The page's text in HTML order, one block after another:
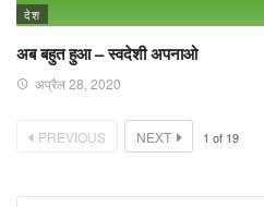
देश
अब बहुत हुआ – स्वदेशी अपनाओ
अप्रैल 28, 2020
PREVIOUS NEXT 1 of 19